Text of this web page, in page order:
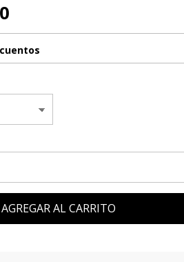
AGREGAR AL CARRITO